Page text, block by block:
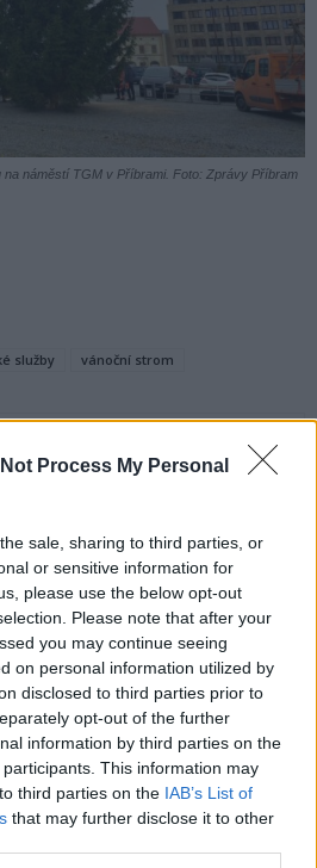
Process My Personal
sale, sharing to third parties, or
or sensitive information for
please use the below opt-out
Please note that after your
you may continue seeing
on personal information utilized by
disclosed to third parties prior to
opt-out of the further
information by third parties on the
participants. This information may
third parties on the IAB’s List of
that may further disclose it to other
náměstí TGM v Příbrami. Foto: Zprávy Příbram
služby vánoční strom
Následující článek
Mladší dorost FK Příbram ovládl
druhou ligu. Titul mistrů slaví
kategorie U17